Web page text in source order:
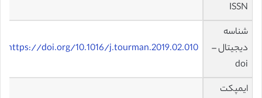
ISSN
شناسه
دیجیتال –
doi
https://doi.org/10.1016/j.tourman.2019.02.010
ایمپکت